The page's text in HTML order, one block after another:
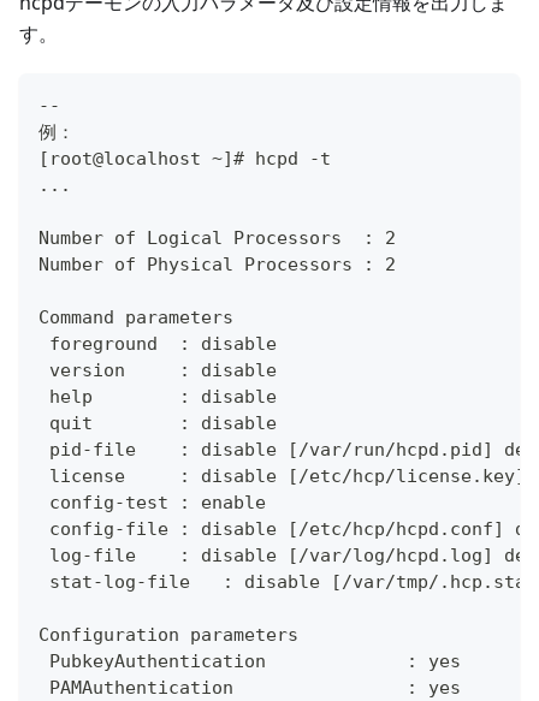
す。
--
例：
[root@localhost ~]# hcpd -t
...
Number of Logical Processors  : 2
Number of Physical Processors : 2
Command parameters
foreground  : disable
version     : disable
help        : disable
quit        : disable
pid-file    : disable [/var/run/hcpd.pid]
license     : disable [/etc/hcp/license.key]
config-test : enable
config-file : disable [/etc/hcp/hcpd.conf]
log-file    : disable [/var/log/hcpd.log]
stat-log-file   : disable [/var/tmp/
Configuration parameters
PubkeyAuthentication             : yes
PAMAuthentication                : yes